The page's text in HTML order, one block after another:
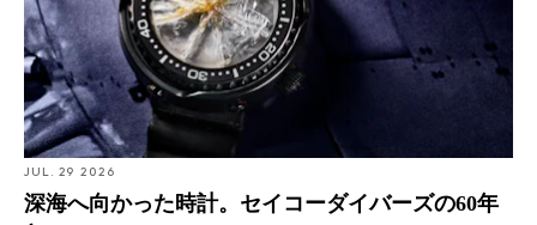
セイコーが「スプリングドライブ」モデルを発表。クオ
ーツ クリスタルが使用された機械式時計は、クオーツの
正確性を保ちながらも電池交換は不要である。
JUL. 29 2026
深海へ向かった時計。セイコーダイバーズの60年